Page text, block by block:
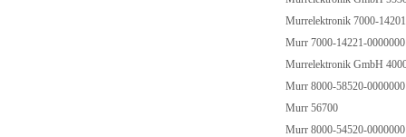
Murrelektronik 7000-
Murr 7000-14221-
Murrelektronik GmbH
Murr 8000-58520-
Murr 56700
Murr 8000-54520-